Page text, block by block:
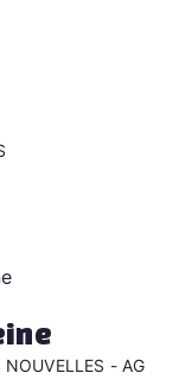
NOUVELLES - AG